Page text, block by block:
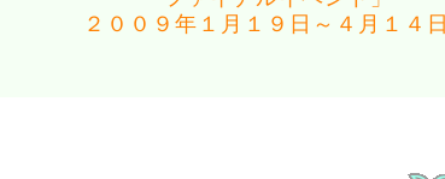
２００９年１月１９日～４月１４日